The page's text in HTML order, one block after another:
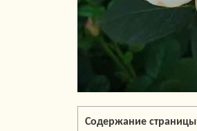
Содержание страницы